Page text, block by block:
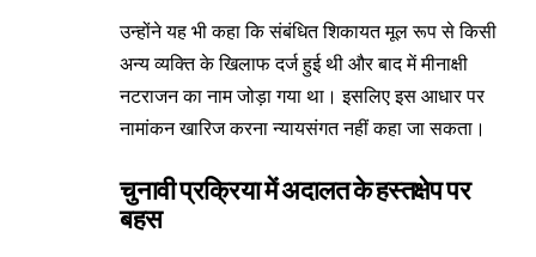
उन्होंने यह भी कहा कि संबंधित शिकायत मूल रूप से किसी
अन्य व्यक्ति के खिलाफ दर्ज हुई थी और बाद में मीनाक्षी
नटराजन का नाम जोड़ा गया था। इसलिए इस आधार पर
नामांकन खारिज करना न्यायसंगत नहीं कहा जा सकता।
चुनावी प्रक्रिया में अदालत के हस्तक्षेप पर
बहस